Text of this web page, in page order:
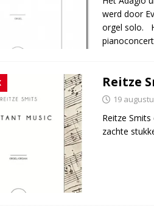
werd door
orgel solo.
Reitze
19
Reitze
zachte